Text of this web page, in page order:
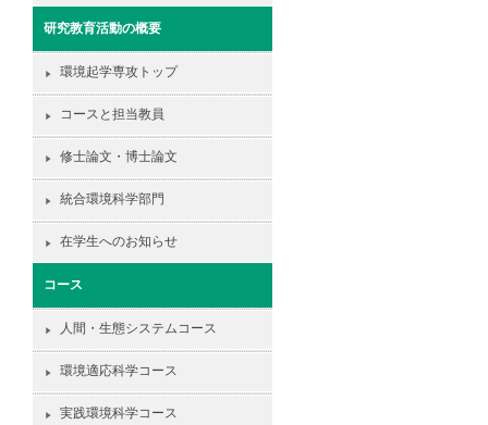
研究教育活動の概要
環境起学専攻トップ
コースと担当教員
修士論文・博士論文
統合環境科学部門
在学生へのお知らせ
コース
人間・生態システムコース
環境適応科学コース
実践環境科学コース